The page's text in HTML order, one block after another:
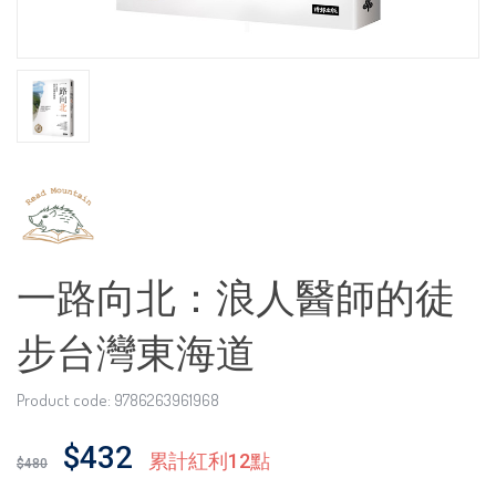
一路向北：浪人醫師的徒
步台灣東海道
Product code: 9786263961968
$480 $432 累計紅利12點